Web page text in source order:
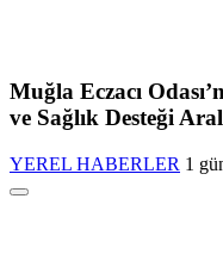
Muğla Eczacı
ve Sağlık Desteği
YEREL HABERLER 1